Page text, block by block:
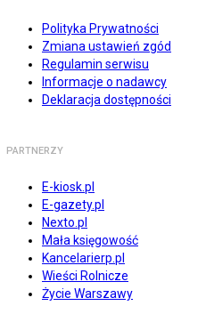
Polityka Prywatności
Zmiana ustawień zgód
Regulamin serwisu
Informacje o nadawcy
Deklaracja dostępności
PARTNERZY
E-kiosk.pl
E-gazety.pl
Nexto.pl
Mała księgowość
Kancelarierp.pl
Wieści Rolnicze
Życie Warszawy